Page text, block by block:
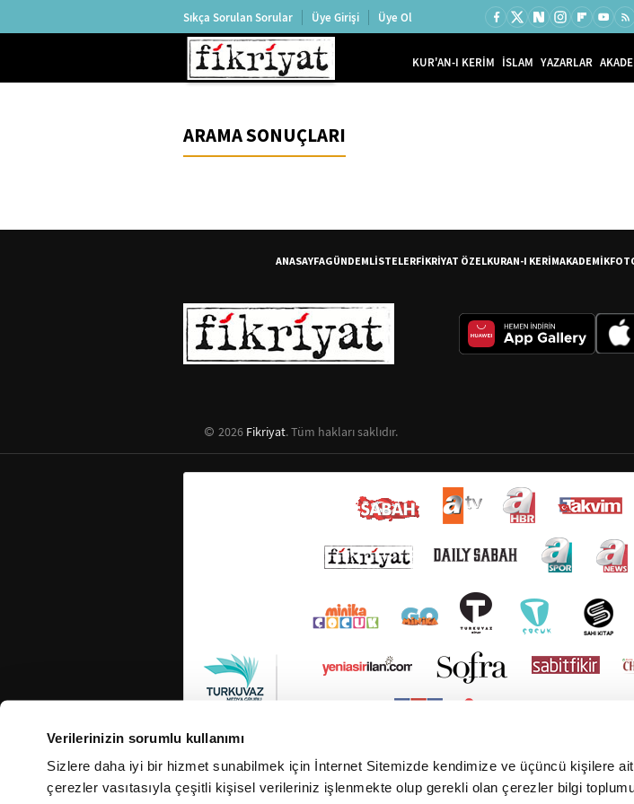
Verilerinizin sorumlu kullanımı
Sizlere daha iyi bir hizmet sunabilmek için İnternet Sitemizde kendimize ve üçüncü kişilere ait
çerezler vasıtasıyla çeşitli kişisel verileriniz işlenmekte olup gerekli olan çerezler bilgi
Sıkça Sorulan Sorular Üye Girişi Üye Ol
KUR'AN-I KERİM İSLAM YAZARLAR
ARAMA SONUÇLARI
ANASAYFAGÜNDEMLİSTELERFİKRİYAT ÖZELKURAN-I KERİMAKADEMİK
2026 Fikriyat. Tüm hakları saklıdır.